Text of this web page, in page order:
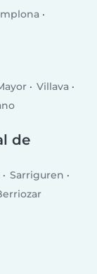
Villava
de
Sarriguren